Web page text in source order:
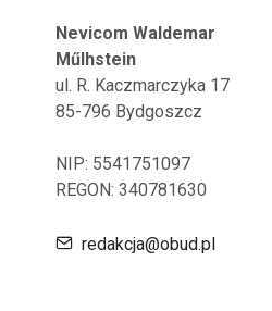
Nevicom Waldemar
Műlhstein
ul. R. Kaczmarczyka 17
85-796 Bydgoszcz
NIP: 5541751097
REGON: 340781630
redakcja@obud.pl